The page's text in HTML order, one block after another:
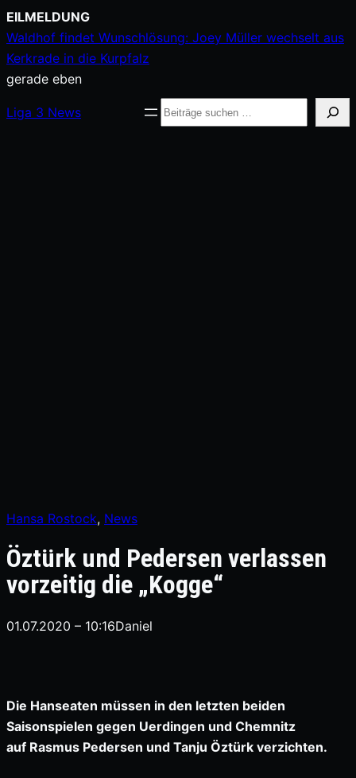
Zum
Inhalt
springen
EILMELDUNG
Waldhof findet Wunschlösung: Joey Müller wechselt aus
Kerkrade in die Kurpfalz
gerade eben
Liga 3 News Suche
Hansa Rostock, News
Öztürk und Pedersen verlassen
vorzeitig die „Kogge“
01.07.2020 – 10:16Daniel
Die Hanseaten müssen in den letzten beiden
Saisonspielen gegen Uerdingen und Chemnitz
auf Rasmus Pedersen und Tanju Öztürk verzichten.